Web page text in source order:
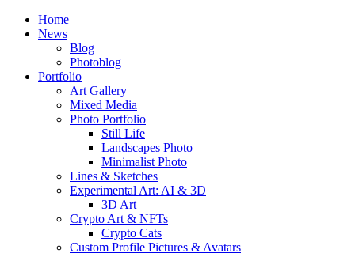
Home
News
Blog
Photoblog
Portfolio
Art Gallery
Mixed Media
Photo Portfolio
Still Life
Landscapes Photo
Minimalist Photo
Lines & Sketches
Experimental Art: AI & 3D
3D Art
Crypto Art & NFTs
Crypto Cats
Custom Profile Pictures & Avatars